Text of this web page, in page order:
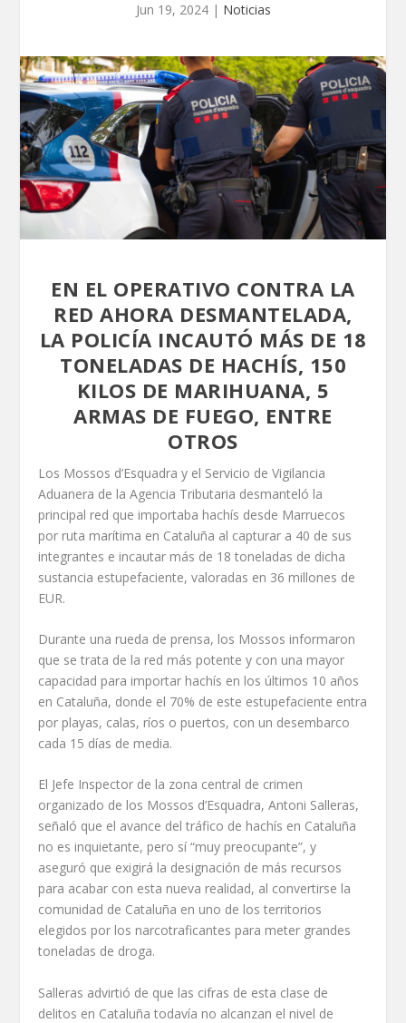
Jun 19, 2024| Noticias
EN EL OPERATIVO CONTRA LA
RED AHORA DESMANTELADA,
LA POLICÍA INCAUTÓ MÁS DE 18
TONELADAS DE HACHÍS, 150
KILOS DE MARIHUANA, 5
ARMAS DE FUEGO, ENTRE
OTROS
Los Mossos d’Esquadra y el Servicio de Vigilancia
Aduanera de la Agencia Tributaria desmanteló la
principal red que importaba hachís desde Marruecos
por ruta marítima en Cataluña al capturar a 40 de sus
integrantes e incautar más de 18 toneladas de dicha
sustancia estupefaciente, valoradas en 36 millones de
EUR.
Durante una rueda de prensa, los Mossos informaron
que se trata de la red más potente y con una mayor
capacidad para importar hachís en los últimos 10 años
en Cataluña, donde el 70% de este estupefaciente entra
por playas, calas, ríos o puertos, con un desembarco
cada 15 días de media.
El Jefe Inspector de la zona central de crimen
organizado de los Mossos d’Esquadra, Antoni Salleras,
señaló que el avance del tráfico de hachís en Cataluña
no es inquietante, pero sí “muy preocupante”, y
aseguró que exigirá la designación de más recursos
para acabar con esta nueva realidad, al convertirse la
comunidad de Cataluña en uno de los territorios
elegidos por los narcotraficantes para meter grandes
toneladas de droga.
Salleras advirtió de que las cifras de esta clase de
delitos en Cataluña todavía no alcanzan el nivel de